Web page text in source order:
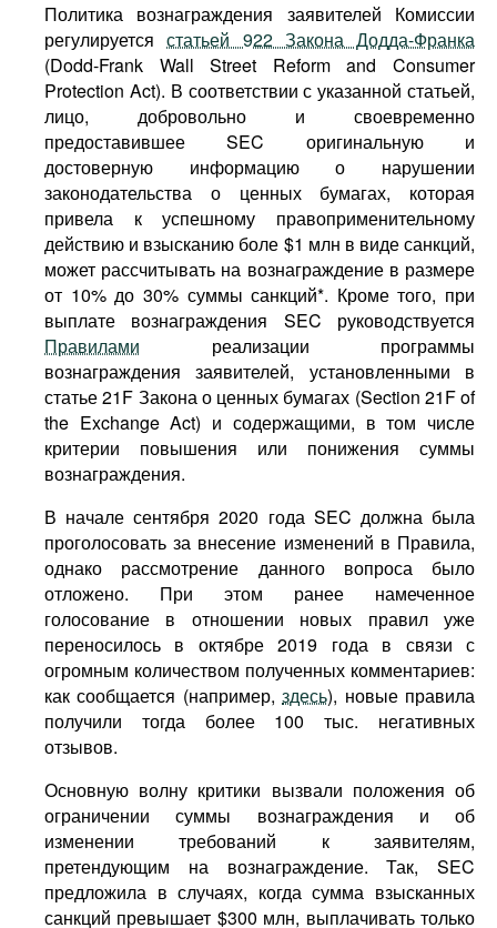
Политика вознаграждения заявителей Комиссии
регулируетсястатьей 922 Закона Додда-Франка
(Dodd-Frank Wall Street Reform and Consumer
Protection Act). В соответствии с указанной статьей,
лицо, добровольно и своевременно
предоставившее SEC оригинальную и
достоверную информацию о нарушении
законодательства о ценных бумагах, которая
привела к успешному правоприменительному
действию и взысканию боле $1 млн в виде санкций,
может рассчитывать на вознаграждение в размере
от 10% до 30% суммы санкций*. Кроме того, при
выплате вознаграждения SEC руководствуется
Правилами реализации программы
вознаграждения заявителей, установленными в
статье 21F Закона о ценных бумагах (Section 21F of
the Exchange Act) и содержащими, в том числе
критерии повышения или понижения суммы
вознаграждения.
В начале сентября 2020 года SEC должна была
проголосовать за внесение изменений в Правила,
однако рассмотрение данного вопроса было
отложено. При этом ранее намеченное
голосование в отношении новых правил уже
переносилось в октябре 2019 года в связи с
огромным количеством полученных комментариев:
как сообщается (например,здесь), новые правила
получили тогда более 100 тыс. негативных
отзывов.
Основную волну критики вызвали положения об
ограничении суммы вознаграждения и об
изменении требований к заявителям,
претендующим на вознаграждение. Так, SEC
предложила в случаях, когда сумма взысканных
санкций превышает $300 млн, выплачивать только